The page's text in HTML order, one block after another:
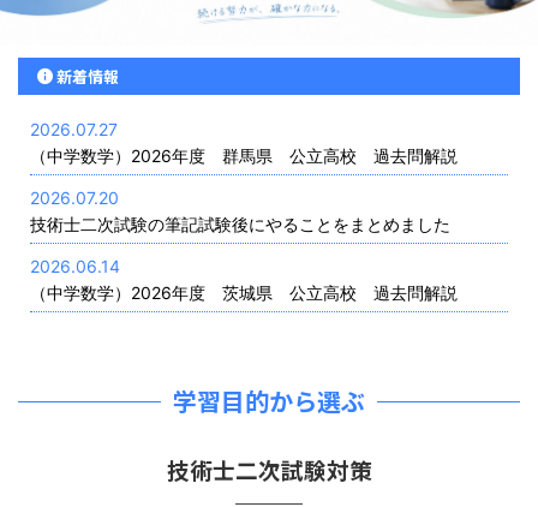
新着情報
2026.07.27
（中学数学）2026年度 群馬県 公立高校 過去問解説
2026.07.20
技術士二次試験の筆記試験後にやることをまとめました
2026.06.14
（中学数学）2026年度 茨城県 公立高校 過去問解説
学習目的から選ぶ
技術士二次試験対策